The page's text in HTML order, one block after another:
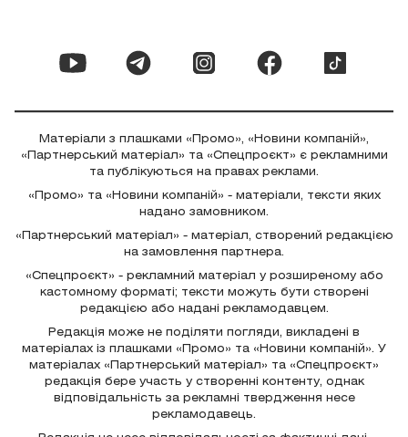
Матеріали з плашками «Промо», «Новини компаній»,
«Партнерський матеріал» та «Спецпроєкт» є рекламними
та публікуються на правах реклами.
«Промо» та «Новини компаній» - матеріали, тексти яких
надано замовником.
«Партнерський матеріал» - матеріал, створений редакцією
на замовлення партнера.
«Спецпроєкт» - рекламний матеріал у розширеному або
кастомному форматі; тексти можуть бути створені
редакцією або надані рекламодавцем.
Редакція може не поділяти погляди, викладені в
матеріалах із плашками «Промо» та «Новини компаній». У
матеріалах «Партнерський матеріал» та «Спецпроєкт»
редакція бере участь у створенні контенту, однак
відповідальність за рекламні твердження несе
рекламодавець.